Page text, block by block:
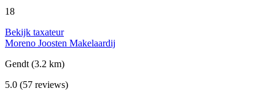
18
Bekijk taxateur
Moreno Joosten Makelaardij
Gendt (3.2 km)
5.0 (57 reviews)